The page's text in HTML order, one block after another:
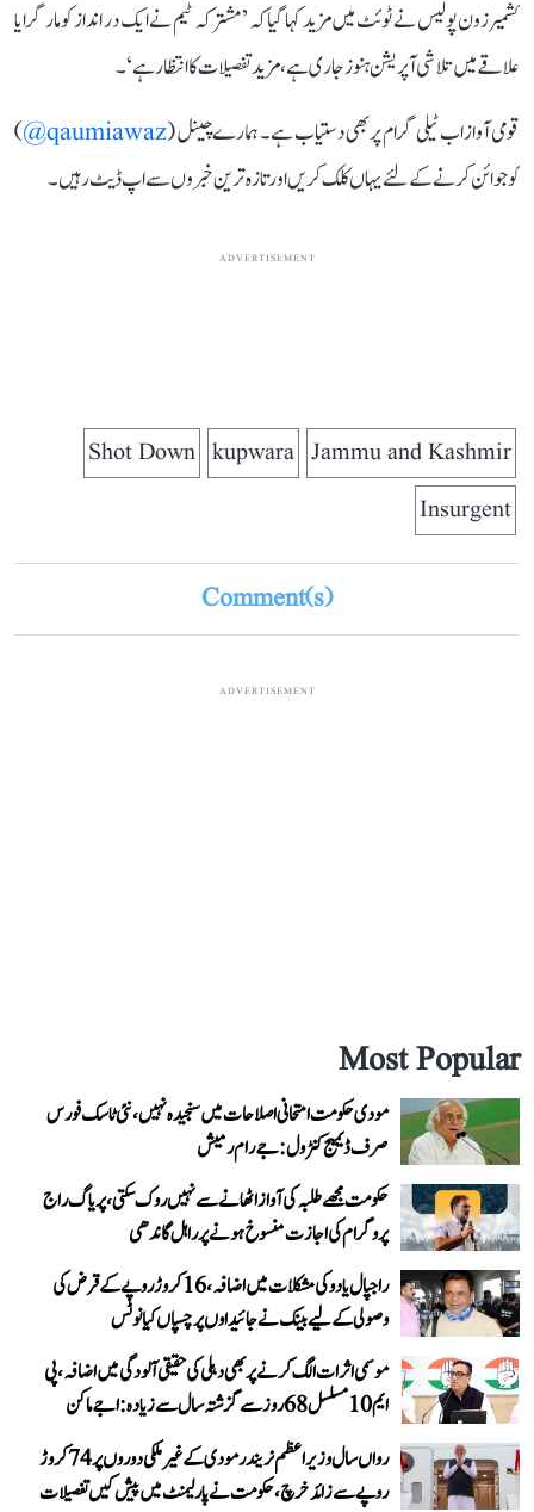
کشمیر زون پولیس نے ٹوئٹ میں مزید کہا گیا کہ ’مشترکہ ٹیم نے ایک در انداز کو مار گرایا
علاقے میں تلاشی آپریشن ہنوز جاری ہے، مزید تفصیلات کا انتظار ہے‘۔
قومی آواز اب ٹیلی گرام پر بھی دستیاب ہے۔ ہمارے چینل (qaumiawaz@
)
کو جوائن کرنے کے لئے یہاں کلک کریں اور تازہ ترین خبروں سے اپ ڈیٹ رہیں۔
ADVERTISEMENT
Jammu and Kashmir
kupwara
Shot Down
Insurgent
Comment(s)
ADVERTISEMENT
Most Popular
مودی حکومت امتحانی اصلاحات میں سنجیدہ نہیں، نئی ٹاسک فورس
صرف ڈیمیج کنٹرول: جے رام رمیش
حکومت مجھے طلبہ کی آواز اٹھانے سے نہیں روک سکتی، پریاگ راج
پروگرام کی اجازت منسوخ ہونے پر راہل گاندھی
راجپال یادو کی مشکلات میں اضافہ، 16 کروڑ روپے کے قرض کی
وصولی کے لیے بینک نے جائیداوں پر چسپاں کیا نوٹس
موسمی اثرات الگ کرنے پر بھی دہلی کی حقیقی آلودگی میں اضافہ، پی
ایم 10 مسلسل 68 روز سے گزشتہ سال سے زیادہ: اجے ماکن
رواں سال وزیر اعظم نریندر مودی کے غیر ملکی دوروں پر 74 کروڑ
روپے سے زائد خرچ، حکومت نے پارلیمنٹ میں پیش کیں تفصیلات